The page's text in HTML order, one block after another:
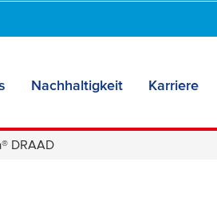
Nachhaltigkeit Karriere
DRAAD